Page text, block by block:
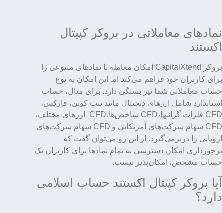
نمادهای معاملاتی در بروکر کپیتال
اکستند
بروکر CapitalXtend امکان معامله با نمادهای متنوعی را
برای کاربران خود فراهم می‌کند اما این امکان به نوع
حساب معاملاتی شما نیز بستگی دارد. برای مثال، حساب
استاندارد شامل ارزهای دیجیتال مانند بیت کوین، فارکس،
CFD فلزات گرانبها،CFD شاخص‌ها،CFD ارزهای مختلف،
CFD سهام‌ شرکت‌های آمریکایی و CFD سهام‌ شرکت‌های
اروپایی را دربرمی‌گیرد. از این رو می‌توان گفت که
برخورداری امکان دسترسی به تمام نمادها برای کاربران یک
حساب مشخص، امکان‌پذیر نیست.
آیا بروکر کپیتال اکستند حساب اسلامی
دارد؟